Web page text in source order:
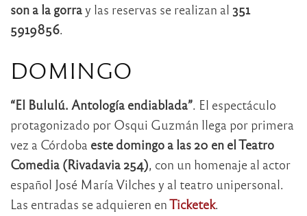
son a la gorray las reservas se realizan al 351
5919856.
DOMINGO
“El Bululú. Antología endiablada”. El espectáculo
protagonizado por Osqui Guzmán llega por primera
vez a Córdoba este domingo a las 20 en elTeatro
Comedia (Rivadavia 254), con un homenaje al actor
español José María Vilches y al teatro unipersonal.
Las entradas se adquieren enTicketek.